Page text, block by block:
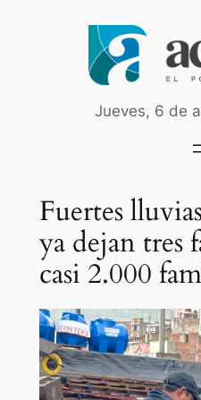
Jueves, 6 de
Fuertes
ya dejan tres
casi 2.000